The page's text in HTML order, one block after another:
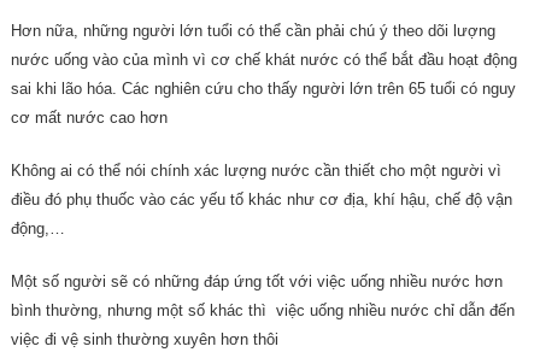
Hơn nữa, những người lớn tuổi có thể cần phải chú ý theo dõi lượng
nước uống vào của mình vì cơ chế khát nước có thể bắt đầu hoạt động
sai khi lão hóa. Các nghiên cứu cho thấy người lớn trên 65 tuổi có nguy
cơ mất nước cao hơn
Không ai có thể nói chính xác lượng nước cần thiết cho một người vì
điều đó phụ thuốc vào các yếu tố khác như cơ địa, khí hậu, chế độ vận
động,…
Một số người sẽ có những đáp ứng tốt với việc uống nhiều nước hơn
bình thường, nhưng một số khác thì việc uống nhiều nước chỉ dẫn đến
việc đi vệ sinh thường xuyên hơn thôi